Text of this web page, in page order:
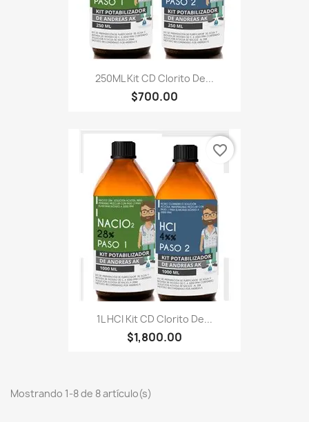
250ML Kit CD Clorito De...
$700.00
1L HCI Kit CD Clorito De...
$1,800.00
favorite_border
Mostrando 1-8 de 8 artículo(s)